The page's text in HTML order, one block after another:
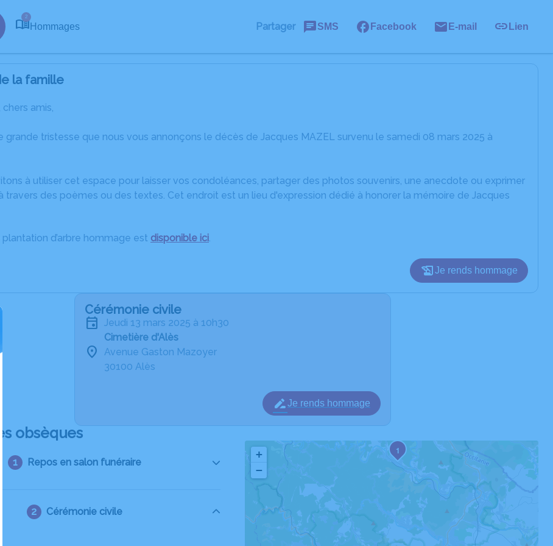
2
Hommages Partager SMS Facebook E-mail Lien
la famille
amis,
grande tristesse que nous vous annonçons le décès de Jacques MAZEL survenu le samedi 08 mars 2025 à
à utiliser cet espace pour laisser vos condoléances, partager des photos souvenirs, une anecdote ou exprimer
travers des poèmes ou des textes. Cet endroit est un lieu d'expression dédié à honorer la mémoire de Jacques
d’arbre hommage est disponible ici.
Je rends hommage
Cérémonie civile
jeudi 13 mars 2025 à 10h30
Cimetière d'Alès
Avenue Gaston Mazoyer
30100 Alès
Je rends hommage
obsèques
Repos en salon funéraire
Cérémonie civile
1
+
−